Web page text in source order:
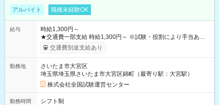
アルバイト 職種未経験OK
給与
時給1,300円～
★交通費一部支給 時給1,300円～ ※試験・役割により手当あり
※勤務回数により昇給あり 【即給（前払い）オプションあ
り！】 希望される場合、勤務から1週間ほどで給与の一部を受け
例】 ・河合塾模擬試験 8:30～17:30（休憩1時間） 時給1,300円
×8時間＝日収10,400円＋交通費 ※当日の役割により時給＋100
円の場合あり ・国家試験 7:00～13:30（休憩なし） 時給1,300
円（役割手当＋100円）×6時間＝日収8,400円＋交通費 【試用期
間】試用期間なし
交通費別途支給あり
勤務地
さいたま市大宮区
埼玉県埼玉県さいたま市大宮区錦町（最寄り駅：大宮駅）
株式会社全国試験運営センター
勤務時間
シフト制